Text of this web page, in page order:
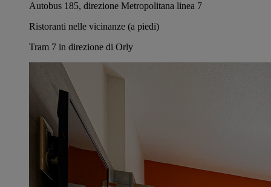
Autobus 185, direzione Metropolitana linea 7
Ristoranti nelle vicinanze (a piedi)
Tram 7 in direzione di Orly